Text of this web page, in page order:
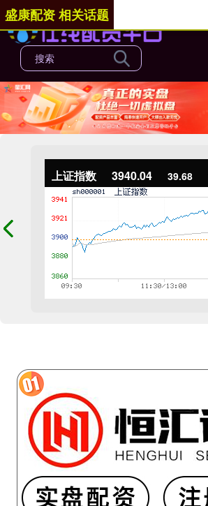
上证指数 3940.04 39.68
盛康配资 相关话题